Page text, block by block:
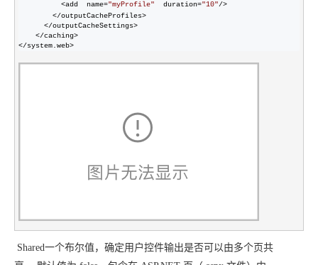
          <add  name=
"myProfile"
  duration=
"10"/>
</system.web>
Shared一个布尔值，确定用户控件输出是否可以由多个页共